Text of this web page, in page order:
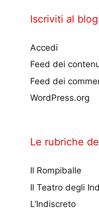
Iscriviti al
Accedi
Feed dei
Feed dei
WordPress.org
Le rubriche
Il Rompiballe
Il Teatro degli
L’Indiscreto